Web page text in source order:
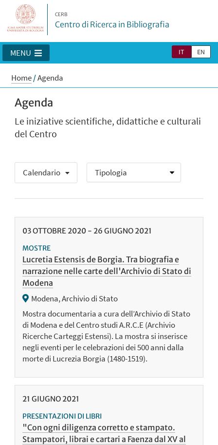
CERB
Centro di Ricerca in Bibliografia
IT EN
MENU
Home/Agenda
Agenda
Le iniziative scientifiche, didattiche e culturali
del Centro
Calendario
03OTTOBRE 2020 - 26 GIUGNO 2021
MOSTRE
Lucretia Estensis de Borgia. Tra biografia e
narrazione nelle carte dell'Archivio di Stato di
Modena
Modena, Archivio di Stato
Mostra documentaria a cura dell’Archivio di Stato
di Modena e del Centro studi A.R.C.E (Archivio
Ricerche Carteggi Estensi). La mostra si inserisce
negli eventi per le celebrazioni dei 500 anni dalla
morte di Lucrezia Borgia (1480-1519).
21 GIUGNO 2021
PRESENTAZIONI DI LIBRI
"Con ogni diligenza corretto e stampato.
Stampatori, librai e cartari a Faenza dal XV al